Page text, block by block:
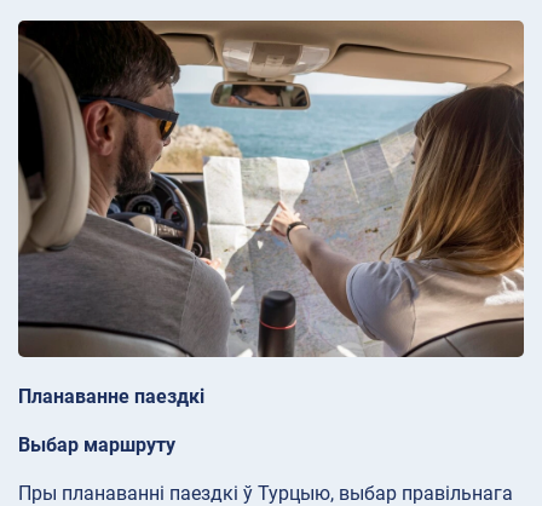
Планаванне паездкі
Выбар маршруту
Пры планаванні паездкі ў Турцыю, выбар правільнага